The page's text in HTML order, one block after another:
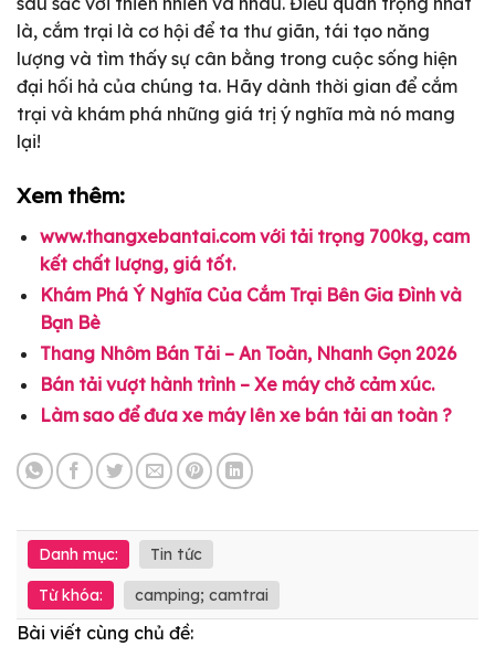
là, cắm trại là cơ hội để ta thư giãn, tái tạo năng
lượng và tìm thấy sự cân bằng trong cuộc sống hiện
đại hối hả của chúng ta. Hãy dành thời gian để cắm
trại và khám phá những giá trị ý nghĩa mà nó mang
lại!
Xem thêm:
www.thangxebantai.com với tải trọng 700kg, cam
kết chất lượng, giá tốt.
Khám Phá Ý Nghĩa Của Cắm Trại Bên Gia Đình và
Bạn Bè
Thang Nhôm Bán Tải – An Toàn, Nhanh Gọn 2026
Bán tải vượt hành trình – Xe máy chở cảm xúc.
Làm sao để đưa xe máy lên xe bán tải an toàn ?
Danh mục: Tin tức
Từ khóa: camping; camtrai
Bài viết cùng chủ đề: